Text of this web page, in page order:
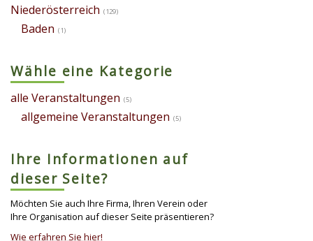
Niederösterreich (129)
Baden (1)
Wähle eine Kategorie
alle Veranstaltungen (5)
allgemeine Veranstaltungen (5)
Ihre Informationen auf
dieser Seite?
Möchten Sie auch Ihre Firma, Ihren Verein oder
Ihre Organisation auf dieser Seite präsentieren?
Wie erfahren Sie hier!